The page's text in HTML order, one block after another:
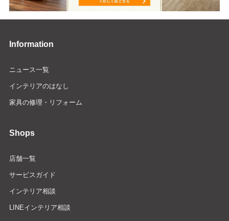
Information
ニュース一覧
インテリアのはなし
家具の修理・リフォーム
Shops
店舗一覧
サービスガイド
インテリア相談
LINEインテリア相談